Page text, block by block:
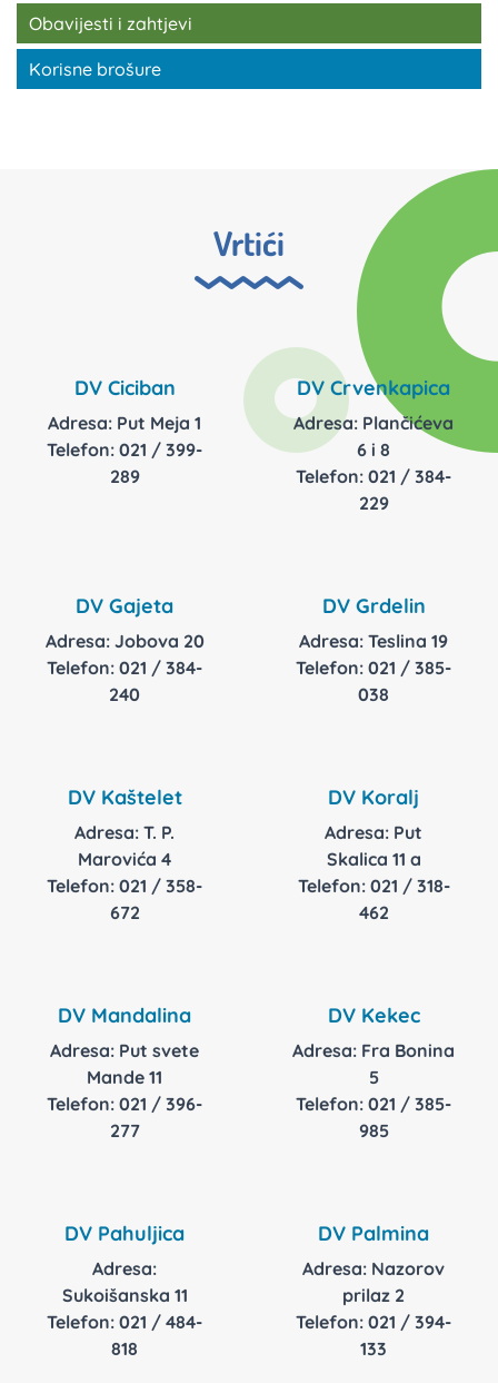
Obavijesti i zahtjevi
Korisne brošure
Vrtići
DV Ciciban
Adresa: Put Meja 1
Telefon: 021 / 399-
289
DV Crvenkapica
Adresa: Plančićeva
6 i 8
Telefon: 021 / 384-
229
DV Gajeta
Adresa: Jobova 20
Telefon: 021 / 384-
240
DV Grdelin
Adresa: Teslina 19
Telefon: 021 / 385-
038
DV Kaštelet
Adresa: T. P.
Marovića 4
Telefon: 021 / 358-
672
DV Koralj
Adresa: Put
Skalica 11 a
Telefon: 021 / 318-
462
DV Mandalina
Adresa: Put svete
Mande 11
Telefon: 021 / 396-
277
DV Kekec
Adresa: Fra Bonina
5
Telefon: 021 / 385-
985
DV Pahuljica
Adresa:
Sukoišanska 11
Telefon: 021 / 484-
818
DV Palmina
Adresa: Nazorov
prilaz 2
Telefon: 021 / 394-
133